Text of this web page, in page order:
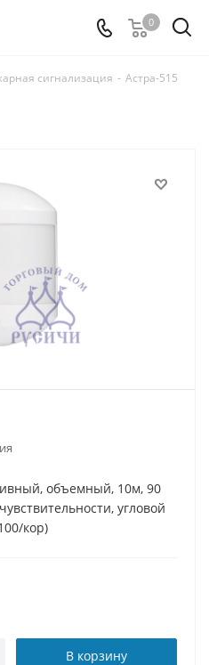
0
сигнализация - Астра-515
объемный, 10м, 90
угловой
кор)
В корзину